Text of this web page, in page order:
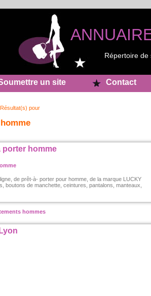
Répertoire de
un site Contact
pour
homme
porter homme
de prêt-à- porter pour homme, de la marque LUCKY
boutons de manchette, ceintures, pantalons, manteaux,
hommes